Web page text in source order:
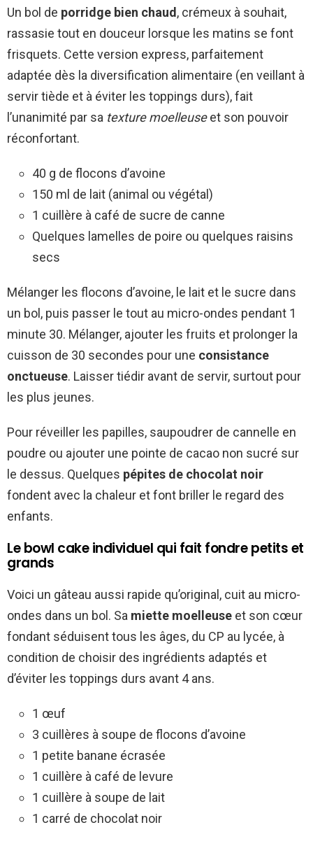
Un bol de porridge bien chaud, crémeux à souhait,
rassasie tout en douceur lorsque les matins se font
frisquets. Cette version express, parfaitement
adaptée dès la diversification alimentaire (en veillant à
servir tiède et à éviter les toppings durs), fait
l’unanimité par sa texture moelleuseet son pouvoir
réconfortant.
40 g de flocons d’avoine
150 ml de lait (animal ou végétal)
1 cuillère à café de sucre de canne
Quelques lamelles de poire ou quelques raisins
secs
Mélanger les flocons d’avoine, le lait et le sucre dans
un bol, puis passer le tout au micro-ondes pendant 1
minute 30. Mélanger, ajouter les fruits et prolonger la
cuisson de 30 secondes pour une consistance
onctueuse. Laisser tiédir avant de servir, surtout pour
les plus jeunes.
Pour réveiller les papilles, saupoudrer de cannelle en
poudre ou ajouter une pointe de cacao non sucré sur
le dessus. Quelques pépites de chocolat noir
fondent avec la chaleur et font briller le regard des
enfants.
Le bowl cake individuel qui fait fondre petits et
grands
Voici un gâteau aussi rapide qu’original, cuit au micro-
ondes dans un bol. Sa miette moelleuse et son cœur
fondant séduisent tous les âges, du CP au lycée, à
condition de choisir des ingrédients adaptés et
d’éviter les toppings durs avant 4 ans.
1 œuf
3 cuillères à soupe de flocons d’avoine
1 petite banane écrasée
1 cuillère à café de levure
1 cuillère à soupe de lait
1 carré de chocolat noir